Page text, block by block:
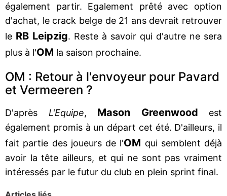
également partir. Egalement prêté avec option
d'achat, le crack belge de 21 ans devrait retrouver
le RB Leipzig. Reste à savoir qui d'autre ne sera
plus à l'OM la saison prochaine.
OM : Retour à l'envoyeur pour Pavard
et Vermeeren ?
D'après L'Equipe, Mason Greenwood est
également promis à un départ cet été. D'ailleurs, il
fait partie des joueurs de l'OM qui semblent déjà
avoir la tête ailleurs, et qui ne sont pas vraiment
intéressés par le futur du club en plein sprint final.